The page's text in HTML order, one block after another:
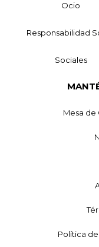
Ocio
Responsabilidad
Sociales
Mesa de
Política